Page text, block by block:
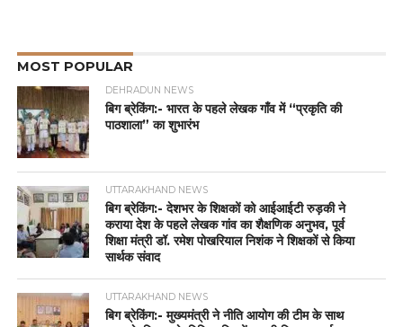
MOST POPULAR
DEHRADUN NEWS
बिग ब्रेकिंग:- भारत के पहले लेखक गाँव में “प्रकृति की
पाठशाला” का शुभारंभ
UTTARAKHAND NEWS
बिग ब्रेकिंग:- देशभर के शिक्षकों को आईआईटी रुड़की ने
कराया देश के पहले लेखक गांव का शैक्षणिक अनुभव, पूर्व
शिक्षा मंत्री डॉ. रमेश पोखरियाल निशंक ने शिक्षकों से किया
सार्थक संवाद
UTTARAKHAND NEWS
बिग ब्रेकिंग:- मुख्यमंत्री ने नीति आयोग की टीम के साथ